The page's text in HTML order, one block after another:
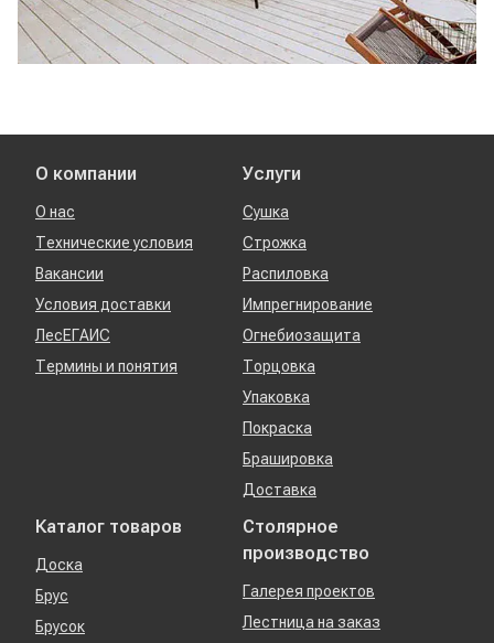
О компании
О нас
Технические условия
Вакансии
Условия доставки
ЛесЕГАИС
Термины и понятия
Услуги
Сушка
Строжка
Распиловка
Импрегнирование
Огнебиозащита
Торцовка
Упаковка
Покраска
Брашировка
Доставка
Каталог товаров
Доска
Брус
Брусок
Столярное
производство
Галерея проектов
Лестница на заказ